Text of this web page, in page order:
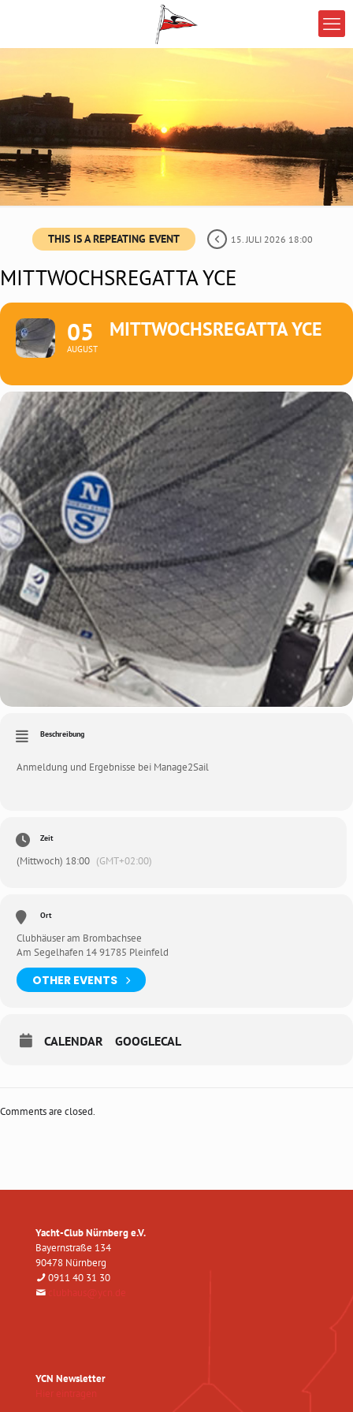
THIS IS A REPEATING EVENT 15. JULI 2026 18:00
MITTWOCHSREGATTA YCE
05
AUGUST
MITTWOCHSREGATTA YCE
Beschreibung
Anmeldung und Ergebnisse bei Manage2Sail
Zeit
(Mittwoch) 18:00 (GMT+02:00)
Ort
Clubhäuser am Brombachsee
Am Segelhafen 14 91785 Pleinfeld
OTHER EVENTS
CALENDAR GOOGLECAL
Comments are closed.
Yacht-Club Nürnberg e.V.
Bayernstraße 134
90478 Nürnberg
0911 40 31 30
clubhaus@ycn.de
YCN Newsletter
Hier eintragen